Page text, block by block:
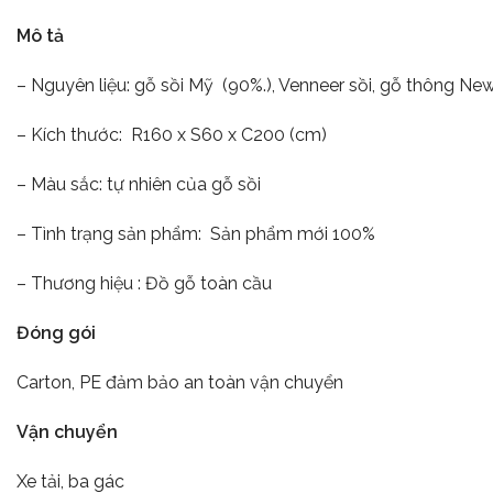
Mô tả
– Nguyên liệu: gỗ sồi Mỹ (90%.), Venneer sồi, gỗ thông
– Kích thước: R160 x S60 x C200 (cm)
– Màu sắc: tự nhiên của gỗ sồi
– Tình trạng sản phẩm: Sản phẩm mới 100%
– Thương hiệu : Đồ gỗ toàn cầu
Đóng gói
Carton, PE đảm bảo an toàn vận chuyển
Vận chuyển
Xe tải, ba gác